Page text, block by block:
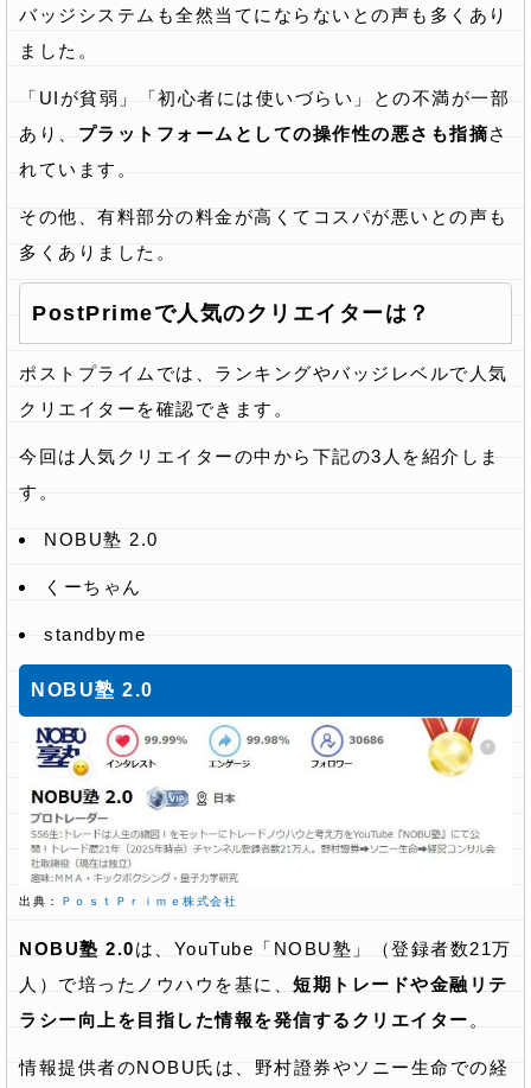
バッジシステムも全然当てにならないとの声も多くあり
ました。
「UIが貧弱」「初心者には使いづらい」との不満が一部
あり、 プラットフォームとしての操作性の悪さも指摘さ
れています。
その他、有料部分の料金が高くてコスパが悪いとの声も
多くありました。
PostPrimeで人気のクリエイターは？
ポストプライムでは、ランキングやバッジレベルで人気
クリエイターを確認できます。
今回は人気クリエイターの中から下記の3人を紹介しま
す。
NOBU塾 2.0
くーちゃん
standbyme
NOBU塾 2.0
出典： ＰｏｓｔＰｒｉｍｅ株式会社
NOBU塾 2.0は、YouTube「NOBU塾」（登録者数21万
人）で培ったノウハウを基に、 短期トレードや金融リテ
ラシー向上を目指した情報を発信するクリエイター 。
情報提供者のNOBU氏は、野村證券やソニー生命での経